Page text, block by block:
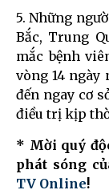
5. Những
Bắc, Trung
mắc bệnh
vòng 14 ngày
đến ngay cơ
điều trị kịp
* Mời quý
phát sóng
TV Online!